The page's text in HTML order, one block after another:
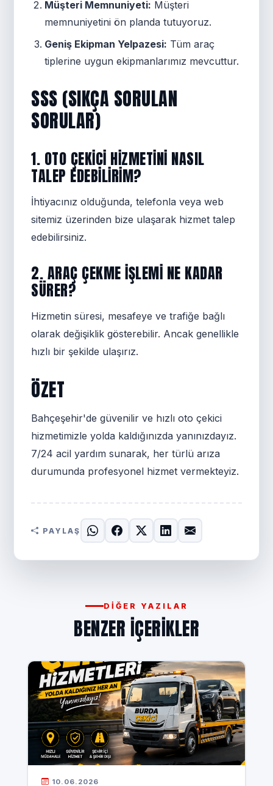
Müşteri Memnuniyeti: Müşteri
memnuniyetini ön planda tutuyoruz.
Geniş Ekipman Yelpazesi: Tüm araç
tiplerine uygun ekipmanlarımız mevcuttur.
SSS (SIKÇA SORULAN
SORULAR)
1. OTO ÇEKICI HIZMETINI NASIL
TALEP EDEBILIRIM?
İhtiyacınız olduğunda, telefonla veya web
sitemiz üzerinden bize ulaşarak hizmet talep
edebilirsiniz.
2. ARAÇ ÇEKME IŞLEMI NE KADAR
SÜRER?
Hizmetin süresi, mesafeye ve trafiğe bağlı
olarak değişiklik gösterebilir. Ancak genellikle
hızlı bir şekilde ulaşırız.
ÖZET
Bahçeşehir'de güvenilir ve hızlı oto çekici
hizmetimizle yolda kaldığınızda yanınızdayız.
7/24 acil yardım sunarak, her türlü arıza
durumunda profesyonel hizmet vermekteyiz.
PAYLAŞ
DIĞER YAZILAR
BENZER IÇERIKLER
10.06.2026